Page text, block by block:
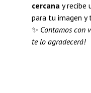
cercanay recibe
para tu imagen y
✨ Contamos con
te lo agradecerá!